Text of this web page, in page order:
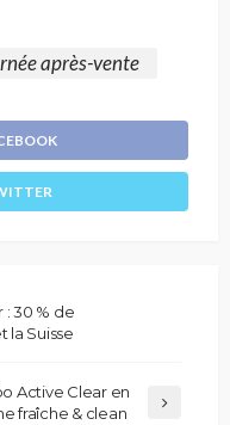
après-vente
: 30 % de
la Suisse
Active Clear en
fraîche & clean